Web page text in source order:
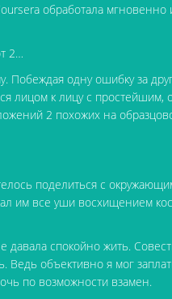
обработала мгновенно
2…
Побеждая одну ошибку за
лицом к лицу с простейшим,
2 похожих на
поделиться с
им все уши восхищением
давала спокойно жить.
объективно я мог
по возможности взамен.